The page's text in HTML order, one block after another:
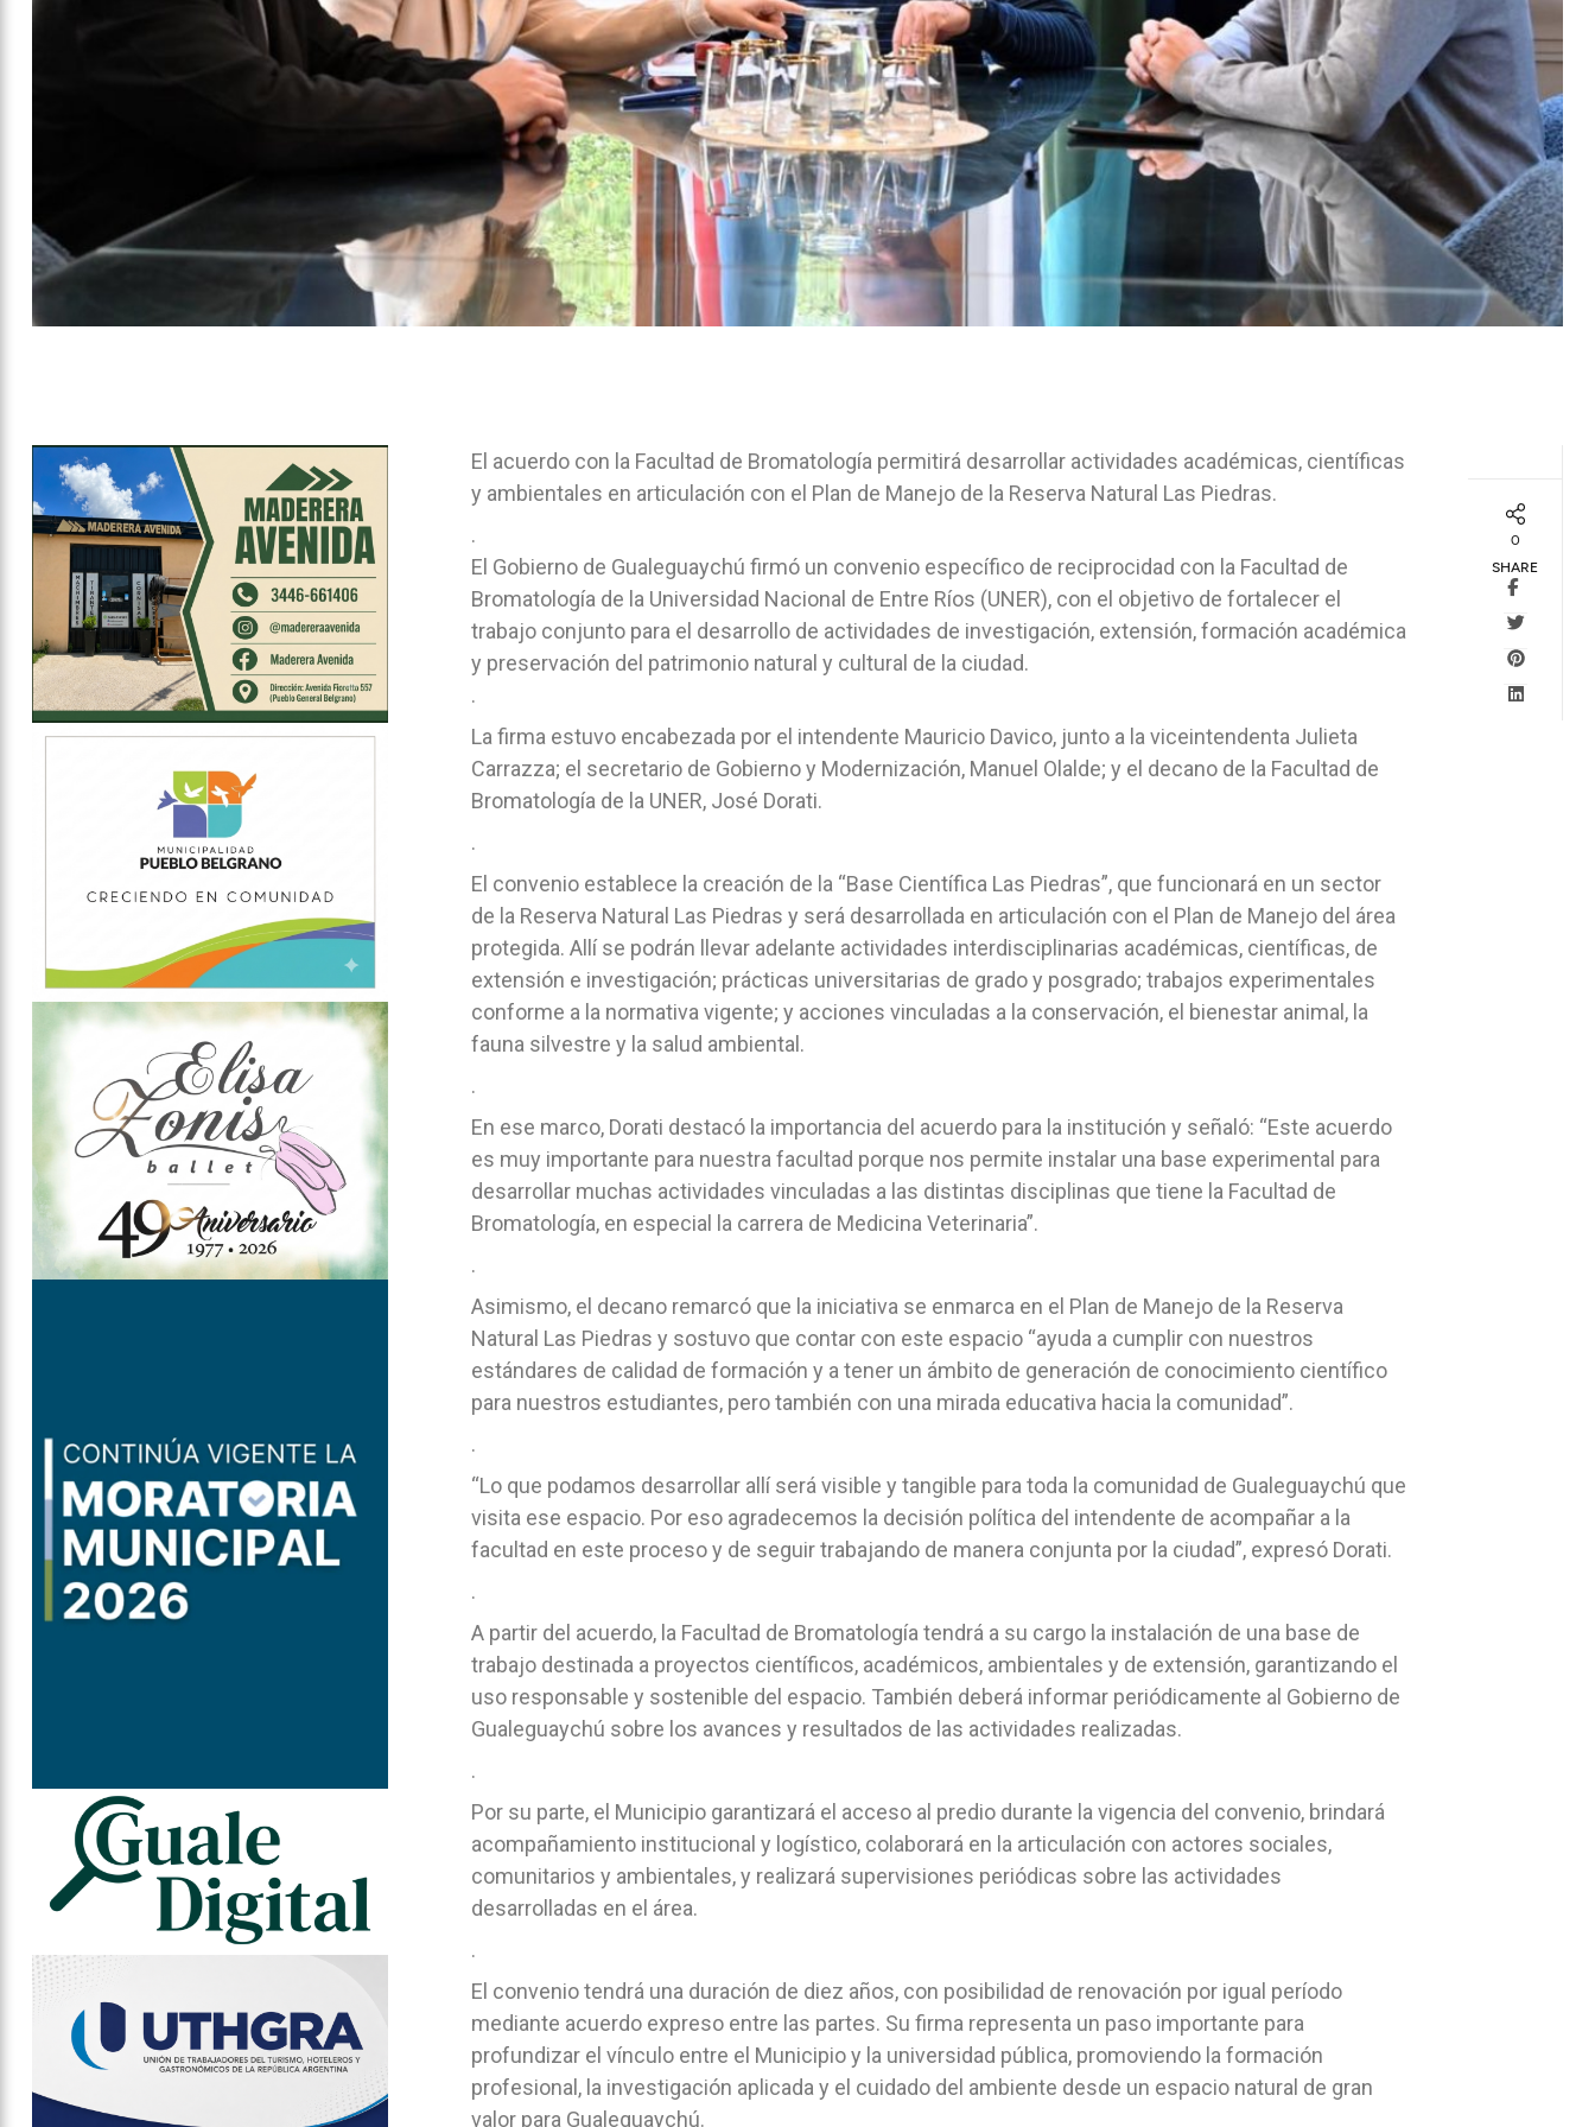
El acuerdo con la Facultad de Bromatología permitirá desarrollar actividades académicas, científicas
y ambientales en articulación con el Plan de Manejo de la Reserva Natural Las Piedras.
.
El Gobierno de Gualeguaychú firmó un convenio específico de reciprocidad con la Facultad de
Bromatología de la Universidad Nacional de Entre Ríos (UNER), con el objetivo de fortalecer el
trabajo conjunto para el desarrollo de actividades de investigación, extensión, formación académica
y preservación del patrimonio natural y cultural de la ciudad.
.
La firma estuvo encabezada por el intendente Mauricio Davico, junto a la viceintendenta Julieta
Carrazza; el secretario de Gobierno y Modernización, Manuel Olalde; y el decano de la Facultad de
Bromatología de la UNER, José Dorati.
.
El convenio establece la creación de la “Base Científica Las Piedras”, que funcionará en un sector
de la Reserva Natural Las Piedras y será desarrollada en articulación con el Plan de Manejo del área
protegida. Allí se podrán llevar adelante actividades interdisciplinarias académicas, científicas, de
extensión e investigación; prácticas universitarias de grado y posgrado; trabajos experimentales
conforme a la normativa vigente; y acciones vinculadas a la conservación, el bienestar animal, la
fauna silvestre y la salud ambiental.
.
En ese marco, Dorati destacó la importancia del acuerdo para la institución y señaló: “Este acuerdo
es muy importante para nuestra facultad porque nos permite instalar una base experimental para
desarrollar muchas actividades vinculadas a las distintas disciplinas que tiene la Facultad de
Bromatología, en especial la carrera de Medicina Veterinaria”.
.
Asimismo, el decano remarcó que la iniciativa se enmarca en el Plan de Manejo de la Reserva
Natural Las Piedras y sostuvo que contar con este espacio “ayuda a cumplir con nuestros
estándares de calidad de formación y a tener un ámbito de generación de conocimiento científico
para nuestros estudiantes, pero también con una mirada educativa hacia la comunidad”.
.
“Lo que podamos desarrollar allí será visible y tangible para toda la comunidad de Gualeguaychú que
visita ese espacio. Por eso agradecemos la decisión política del intendente de acompañar a la
facultad en este proceso y de seguir trabajando de manera conjunta por la ciudad”, expresó Dorati.
.
A partir del acuerdo, la Facultad de Bromatología tendrá a su cargo la instalación de una base de
trabajo destinada a proyectos científicos, académicos, ambientales y de extensión, garantizando el
uso responsable y sostenible del espacio. También deberá informar periódicamente al Gobierno de
Gualeguaychú sobre los avances y resultados de las actividades realizadas.
.
Por su parte, el Municipio garantizará el acceso al predio durante la vigencia del convenio, brindará
acompañamiento institucional y logístico, colaborará en la articulación con actores sociales,
comunitarios y ambientales, y realizará supervisiones periódicas sobre las actividades
desarrolladas en el área.
.
El convenio tendrá una duración de diez años, con posibilidad de renovación por igual período
mediante acuerdo expreso entre las partes. Su firma representa un paso importante para
profundizar el vínculo entre el Municipio y la universidad pública, promoviendo la formación
profesional, la investigación aplicada y el cuidado del ambiente desde un espacio natural de gran
valor para Gualeguaychú.
0
SHARE